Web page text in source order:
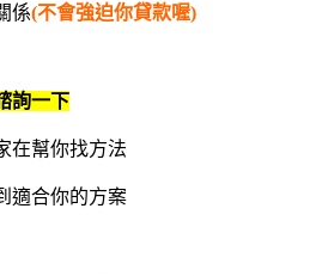
係(不會強迫你貸款喔)
詢一下
在幫你找方法
適合你的方案